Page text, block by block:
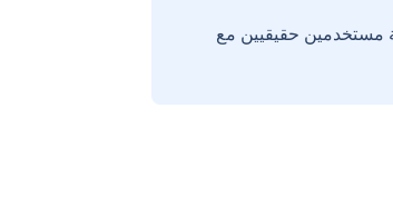
مستخدمين حقيقيين مع